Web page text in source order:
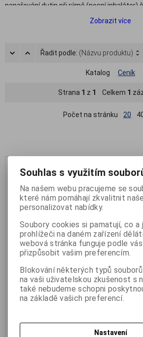
napařování dutin při rýmě (nosní inhalátor)
inhalátor má své nezastupitelné místo i v
Díky jednoduché technologii se s tímto
snadno a pohodlně pracuje.
Zobrazit více
Řadit podle: (Názvu produktu)
Katalog Ceník
Strana 1 z 1 Celkem 1
Počet na stránku 20
Inhalátor parní - obličejová
sauna
Výrobce:Medisana
Katalogové číslo: I-FSS
Počet na skladě:0 ks
Souhlas s využitím
Na našem webu pracujeme se
které nám pomáhají zkvalitnit
personalizovat nabídky.
Soubory cookies si pamatují, co a
prohlížeči na daném zařízení
webová stránka funguje podle
přizpůsobit vašim preferencím.
Blokování některých typů
na vaši uživatelskou zkušenost s
také nebudeme schopni
na základě vašich preferencí.
Nastavení